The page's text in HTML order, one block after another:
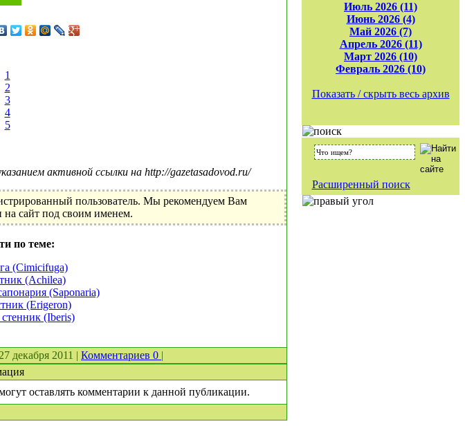
1
2
3
4
5
активной ссылки на http://gazetasadovod.ru/
пользователь. Мы рекомендуем Вам
на сайт под своим именем.
по теме:
(Cimicifuga)
(Achilea)
(Saponaria)
(Erigeron)
(Iberis)
декабря 2011 | Комментариев 0 |
оставлять комментарии к данной публикации.
Июль 2026 (11)
Июнь 2026 (4)
Май 2026 (7)
Апрель 2026 (11)
Март 2026 (10)
Февраль 2026 (10)
Показать / скрыть весь архив
Расширенный поиск